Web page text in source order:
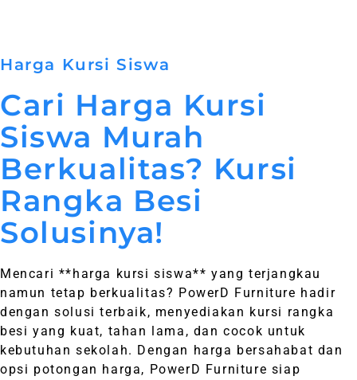
Harga Kursi Siswa
Cari Harga Kursi
Siswa Murah
Berkualitas? Kursi
Rangka Besi
Solusinya!
Mencari **harga kursi siswa** yang terjangkau
namun tetap berkualitas? PowerD Furniture hadir
dengan solusi terbaik, menyediakan kursi rangka
besi yang kuat, tahan lama, dan cocok untuk
kebutuhan sekolah. Dengan harga bersahabat dan
opsi potongan harga, PowerD Furniture siap